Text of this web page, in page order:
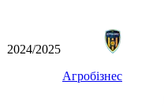
2024/2025
Агробізнес